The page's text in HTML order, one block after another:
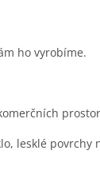
ho vyrobíme.
lesklé povrchy